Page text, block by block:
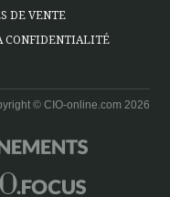
DE VENTE
CONFIDENTIALITÉ
© CIO-online.com 2026